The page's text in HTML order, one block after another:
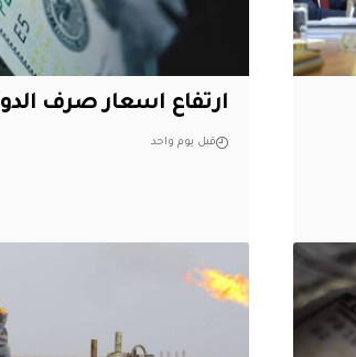
ارتفاع اسعار صرف
قبل يوم واحد